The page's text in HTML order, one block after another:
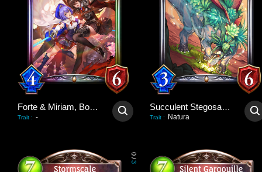
Forte & Miriam, Bondforged
Trait : -
Succulent Stegosaurus
Trait : Natura
0
/
3